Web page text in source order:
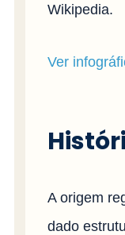
Wikipedia.
Ver
A origem
dado